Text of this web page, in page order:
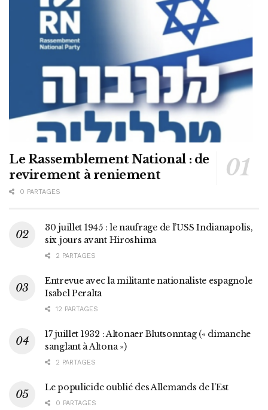
Le Rassemblement National : de
revirement à reniement
0 PARTAGES
30 juillet 1945 : le naufrage de l’USS Indianapolis,
six jours avant Hiroshima
2 PARTAGES
Entrevue avec la militante nationaliste espagnole
Isabel Peralta
12 PARTAGES
17 juillet 1932 : Altonaer Blutsonntag (« dimanche
sanglant à Altona »)
2 PARTAGES
Le populicide oublié des Allemands de l’Est
0 PARTAGES